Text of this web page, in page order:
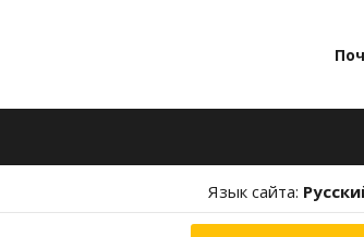
Язык сайта: